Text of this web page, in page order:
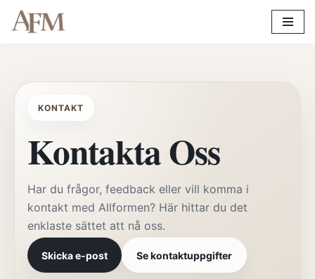
KONTAKT
Kontakta Oss
Har du frågor, feedback eller vill komma i
kontakt med Allformen? Här hittar du det
enklaste sättet att nå oss.
Skicka e-post Se kontaktuppgifter